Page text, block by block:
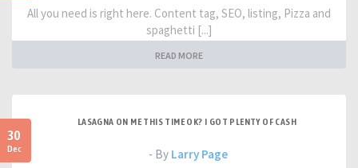
All you need is right here. Content tag, SEO, listing, Pizza and
spaghetti [...]
READ MORE
30
Dec
LASAGNA ON ME THIS TIME OK? I GOT PLENTY OF CASH
- By Larry Page